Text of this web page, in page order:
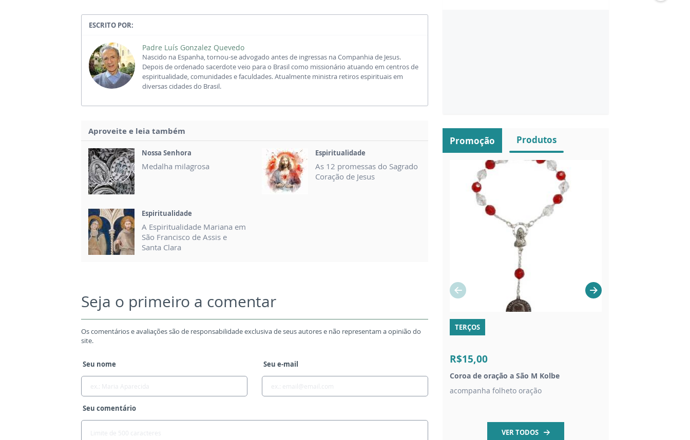
ESCRITO POR:
Padre Luís Gonzalez Quevedo
Nascido na Espanha, tornou-se advogado antes de ingressas na Companhia de Jesus.
Depois de ordenado sacerdote veio para o Brasil como missionário atuando em centros de
espiritualidade, comunidades e faculdades. Atualmente ministra retiros espirituais em
diversas cidades do Brasil.
Aproveite e leia também
Nossa Senhora
Medalha milagrosa
Espiritualidade
As 12 promessas do Sagrado
Coração de Jesus
Espiritualidade
A Espiritualidade Mariana em
São Francisco de Assis e
Santa Clara
Seja o primeiro a comentar
Os comentários e avaliações são de responsabilidade exclusiva de seus autores e não representam a opinião do
site.
Seu nome Seu e-mail
Seu comentário
Promoção Produtos
TERÇOS
R$15,00
Coroa de oração a São M Kolbe
acompanha folheto oração
VER TODOS